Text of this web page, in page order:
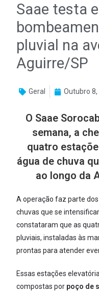
Saae testa
pluvial na
Aguirre/SP
Geral Outubro 8,
O Saae
semana, a
quatro
água de chuva
ao longo da
A operação faz parte
chuvas que se
constataram que as
pluviais, instaladas às
prontas para atender
Essas estações
compostas por poço de